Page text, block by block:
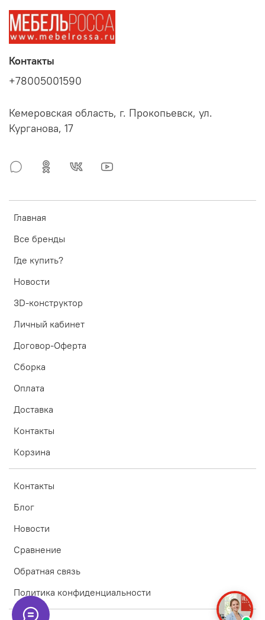
Главная
Все бренды
Где купить?
Новости
3D-конструктор
Личный кабинет
Договор-Оферта
Сборка
Оплата
Доставка
Контакты
Корзина
Контакты
Блог
Новости
Сравнение
Обратная связь
Политика конфиденциальности
Контакты
+78005001590
Кемеровская область, г. Прокопьевск, ул.
Курганова, 17